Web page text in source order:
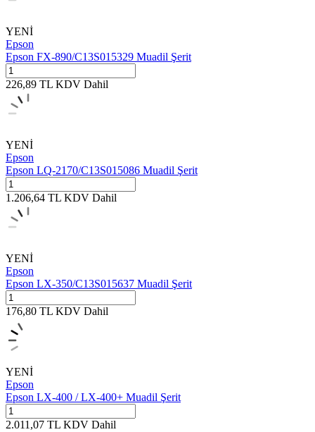
YENİ
Epson
Epson FX-890/C13S015329 Muadil Şerit
226,89 TL KDV Dahil
YENİ
Epson
Epson LQ-2170/C13S015086 Muadil Şerit
1.206,64 TL KDV Dahil
YENİ
Epson
Epson LX-350/C13S015637 Muadil Şerit
176,80 TL KDV Dahil
YENİ
Epson
Epson LX-400 / LX-400+ Muadil Şerit
2.011,07 TL KDV Dahil